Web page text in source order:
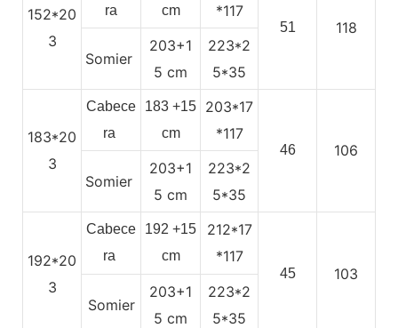
152*20
3
ra
cm
*117
51
118
Somier
203+1
5 cm
223*2
5*35
183*20
3
Cabece
ra
183 +15
cm
203*17
*117
46
106
Somier
203+1
5 cm
223*2
5*35
192*20
3
Cabece
ra
192 +15
cm
212*17
*117
45
103
Somier
203+1
5 cm
223*2
5*35